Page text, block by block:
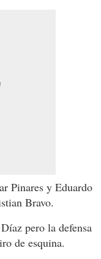
Pinares y Eduardo
Bravo.
pero la defensa
de esquina.